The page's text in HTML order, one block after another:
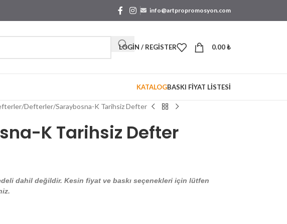
info@artpropromosyon.com
LOGIN / REGISTER 0.00₺
KATALOGBASKI FİYAT LİSTESİ
Defterler Saraybosna-K Tarihsiz Defter
K Tarihsiz Defter
dahil değildir. Kesin fiyat ve baskı seçenekleri için lütfen